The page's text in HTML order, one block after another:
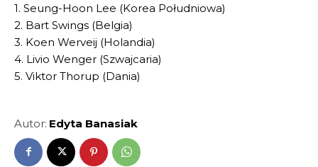
1. Seung-Hoon Lee (Korea Południowa)
2. Bart Swings (Belgia)
3. Koen Werveij (Holandia)
4. Livio Wenger (Szwajcaria)
5. Viktor Thorup (Dania)
Autor: Edyta Banasiak